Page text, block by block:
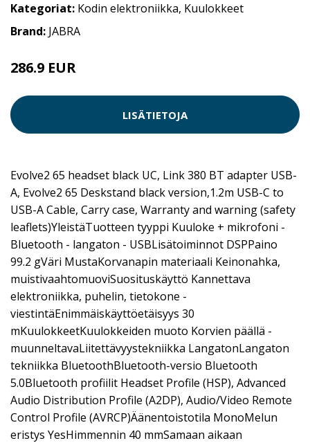
Kategoriat: Kodin elektroniikka, Kuulokkeet
Brand: JABRA
286.9 EUR
LISÄTIETOJA
Evolve2 65 headset black UC, Link 380 BT adapter USB-
A, Evolve2 65 Deskstand black version,1.2m USB-C to
USB-A Cable, Carry case, Warranty and warning (safety
leaflets)YleistäTuotteen tyyppi Kuuloke + mikrofoni -
Bluetooth - langaton - USBLisätoiminnot DSPPaino
99.2 gVäri MustaKorvanapin materiaali Keinonahka,
muistivaahtomuoviSuosituskäyttö Kannettava
elektroniikka, puhelin, tietokone -
viestintäEnimmäiskäyttöetäisyys 30
mKuulokkeetKuulokkeiden muoto Korvien päällä -
muunneltavaLiitettävyystekniikka LangatonLangaton
tekniikka BluetoothBluetooth-versio Bluetooth
5.0Bluetooth profiilit Headset Profile (HSP), Advanced
Audio Distribution Profile (A2DP), Audio/Video Remote
Control Profile (AVRCP)Äänentoistotila MonoMelun
eristys YesHimmennin 40 mmSamaan aikaan